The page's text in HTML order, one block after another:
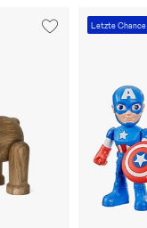
Letzte Chance